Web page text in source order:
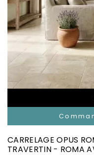
CARRELAGE OPUS
TRAVERTIN - ROMA